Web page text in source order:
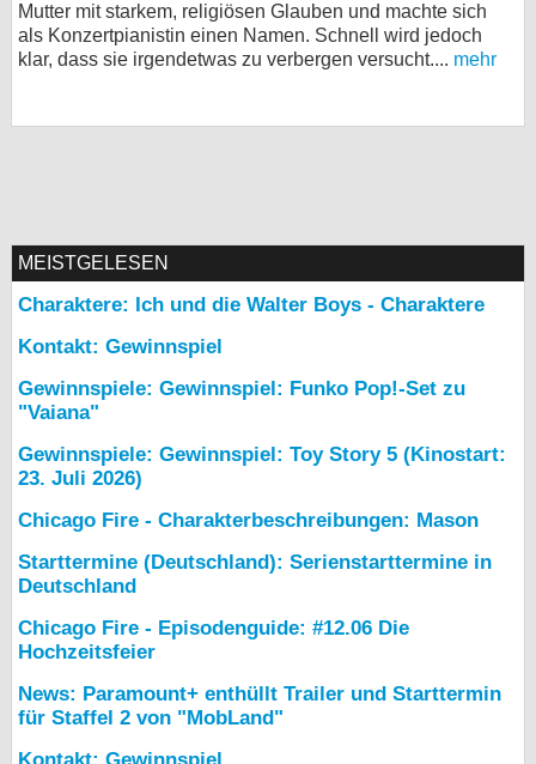
Mutter mit starkem, religiösen Glauben und machte sich
als Konzertpianistin einen Namen. Schnell wird jedoch
klar, dass sie irgendetwas zu verbergen versucht.... mehr
MEISTGELESEN
Charaktere: Ich und die Walter Boys - Charaktere
Kontakt: Gewinnspiel
Gewinnspiele: Gewinnspiel: Funko Pop!-Set zu
"Vaiana"
Gewinnspiele: Gewinnspiel: Toy Story 5 (Kinostart:
23. Juli 2026)
Chicago Fire - Charakterbeschreibungen: Mason
Starttermine (Deutschland): Serienstarttermine in
Deutschland
Chicago Fire - Episodenguide: #12.06 Die
Hochzeitsfeier
News: Paramount+ enthüllt Trailer und Starttermin
für Staffel 2 von "MobLand"